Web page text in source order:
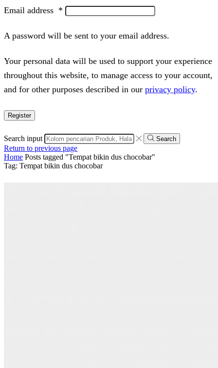
Email address *
A password will be sent to your email address.
Your personal data will be used to support your experience
throughout this website, to manage access to your account,
and for other purposes described in our privacy policy.
Register
Search input Search
Return to previous page
Home Posts tagged "Tempat bikin dus chocobar"
Tag: Tempat bikin dus chocobar